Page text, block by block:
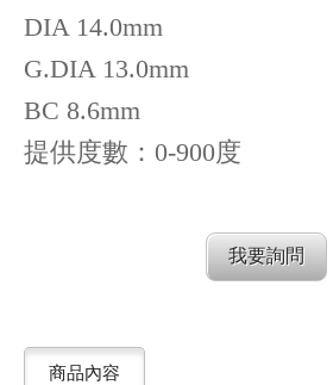
DIA 14.0mm
G.DIA 13.0mm
BC 8.6mm
提供度數：0-900度
我要詢問
商品內容